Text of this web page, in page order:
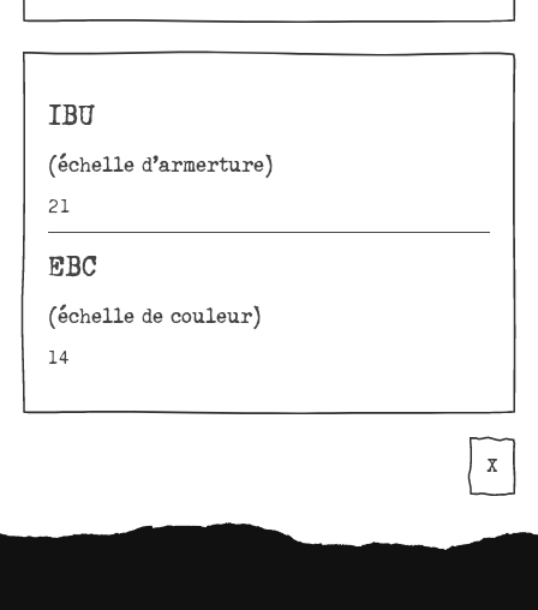
IBU
(échelle d’armerture)
21
EBC
(échelle de couleur)
14
X